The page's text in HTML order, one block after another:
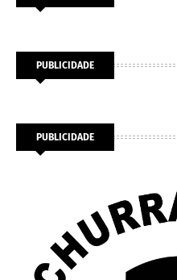
PUBLICIDADE
PUBLICIDADE